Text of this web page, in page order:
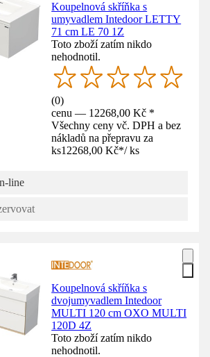
Koupelnová skříňka s
umyvadlem Intedoor LETTY
71 cm LE 70 1Z
Toto zboží zatím nikdo
nehodnotil.
(0)
cenu — 12268,00 Kč *
Všechny ceny vč. DPH a bez
nákladů na přepravu za
ks12268,00 Kč*/ ks
line
Koupelnová skříňka s
dvojumyvadlem Intedoor
MULTI 120 cm OXO MULTI
120D 4Z
Toto zboží zatím nikdo
nehodnotil.